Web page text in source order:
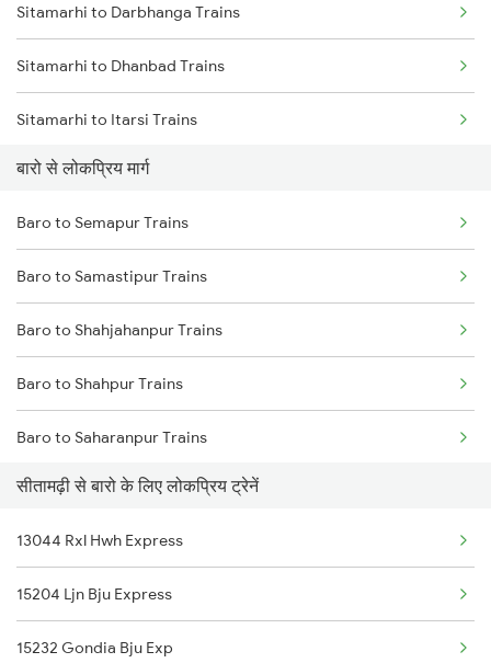
Baro to Patna Trains
Baro to Mansi Trains
Baro to Siliguri Trains
Baro to Jasidih Trains
Sitamarhi to Darbhanga Trains
Sitamarhi to Dhanbad Trains
Sitamarhi to Itarsi Trains
Sitamarhi to Guwahati Trains
Sitamarhi to Hajipur Trains
Sitamarhi to Hardoi Trains
Sitamarhi to Kolkata Trains
Sitamarhi to Jammu Trains
Sitamarhi to Jogiara Trains
बारो से लोकप्रिय मार्ग
Baro to Semapur Trains
Baro to Samastipur Trains
Baro to Shahjahanpur Trains
Baro to Shahpur Trains
Baro to Saharanpur Trains
Baro to Shankargarh Trains
Baro to Shoranur Trains
Baro to Surat Trains
Baro to Satna Trains
सीतामढ़ी से बारो के लिए लोकप्रिय ट्रेनें
13044 Rxl Hwh Express
15204 Ljn Bju Express
15232 Gondia Bju Exp